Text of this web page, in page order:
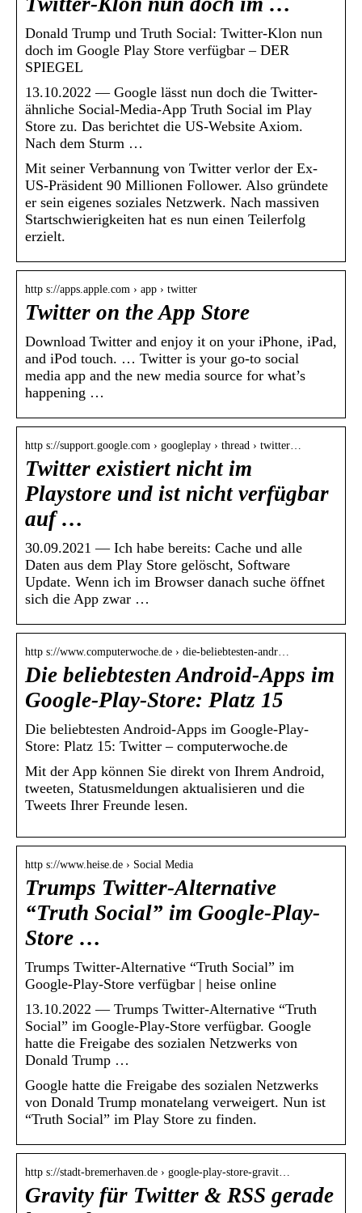
Donald Trump und Truth Social: Twitter-Klon nun
doch im Google Play Store verfügbar – DER
SPIEGEL
13.10.2022 — Google lässt nun doch die Twitter-
ähnliche Social-Media-App Truth Social im Play
Store zu. Das berichtet die US-Website Axiom.
Nach dem Sturm …
Mit seiner Verbannung von Twitter verlor der Ex-
US-Präsident 90 Millionen Follower. Also gründete
er sein eigenes soziales Netzwerk. Nach massiven
Startschwierigkeiten hat es nun einen Teilerfolg
erzielt.
http s://apps.apple.com › app › twitter
Twitter on the App Store
Download Twitter and enjoy it on your iPhone, iPad,
and iPod touch. … Twitter is your go-to social
media app and the new media source for what’s
happening …
http s://support.google.com › googleplay › thread › twitter…
Twitter existiert nicht im
Playstore und ist nicht verfügbar
auf …
30.09.2021 — Ich habe bereits: Cache und alle
Daten aus dem Play Store gelöscht, Software
Update. Wenn ich im Browser danach suche öffnet
sich die App zwar …
http s://www.computerwoche.de › die-beliebtesten-andr…
Die beliebtesten Android-Apps im
Google-Play-Store: Platz 15
Die beliebtesten Android-Apps im Google-Play-
Store: Platz 15: Twitter – computerwoche.de
Mit der App können Sie direkt von Ihrem Android,
tweeten, Statusmeldungen aktualisieren und die
Tweets Ihrer Freunde lesen.
http s://www.heise.de › Social Media
Trumps Twitter-Alternative
“Truth Social” im Google-Play-
Store …
Trumps Twitter-Alternative “Truth Social” im
Google-Play-Store verfügbar | heise online
13.10.2022 — Trumps Twitter-Alternative “Truth
Social” im Google-Play-Store verfügbar. Google
hatte die Freigabe des sozialen Netzwerks von
Donald Trump …
Google hatte die Freigabe des sozialen Netzwerks
von Donald Trump monatelang verweigert. Nun ist
“Truth Social” im Play Store zu finden.
http s://stadt-bremerhaven.de › google-play-store-gravit…
Gravity für Twitter & RSS gerade